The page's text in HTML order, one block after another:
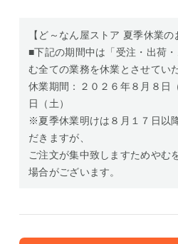
【ど～なん屋ストア 夏季休業の
■下記の期間中は「受注・出荷
む全ての業務を休業とさせてい
休業期間：２０２６年８月８日
日（土）
※夏季休業明けは８月１７日以
だきますが、
ご注文が集中致しますためやむ
場合がございます。